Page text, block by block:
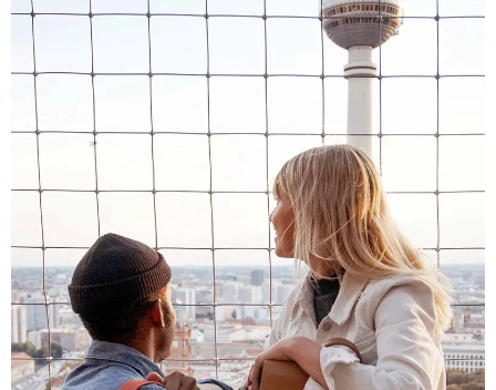
4,8Évaluation 1 848Avis